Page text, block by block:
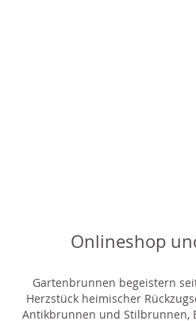
Onlineshop
Gartenbrunnen begeistern
Herzstück heimischer
Antikbrunnen und Stilbrunnen,